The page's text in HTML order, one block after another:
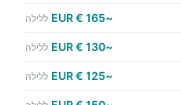
~165 € EUR ללילה
~130 € EUR ללילה
~125 € EUR ללילה